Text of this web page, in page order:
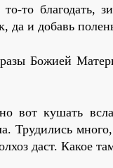
то благодать,
да и добавь
Божией
вот кушать
Трудились
даст. Какое